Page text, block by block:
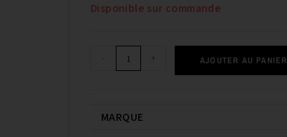
Disponible sur commande
- + AJOUTER AU PANIER
MARQUE